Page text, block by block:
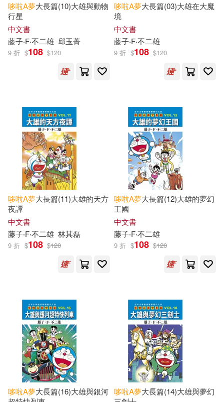
全球華語科幻星雲獎組委會(3)
藤子‧Ｆ‧不二雄創作公司(3)
（日）藤子·F·不二雄（編）(3)
世田谷哆啦Ａ夢研究會(2)
安岡定子(2) 宮崎克(2)
小學館 哆拉A夢工作室(2)
小林奨(2) 漫畫編輯部(2)
(日)藤子·F·不二雄(1)
Anna Marie Farrier(1)
Glen Farrier(1) Shin-ei(1)
鴻基(2)
Warner Classics(1)
avex CLASSICS(1)
bookland(1) warner music(1)
スイッチ・パブリッシング(1)
ヤマハミュージックメディア(1)
中國友誼出版公司(1)
今周刊(1) 典藏藝術家庭(1)
宜新文化(1)
山東畫報出版社(1)
布克文化(1) 文經社(1)
哆啦A夢大長篇(10)大雄與動物
行星
中文書
藤子‧F‧不二雄 邱玉菁
9 折 $108 $120
哆啦A夢大長篇(03)大雄在大魔
境
中文書
藤子‧F‧不二雄
9 折 $108 $120
哆啦A夢大長篇(11)大雄的天方
夜譚
中文書
藤子‧F‧不二雄 林其磊
9 折 $108 $120
哆啦A夢大長篇(12)大雄的夢幻
王國
中文書
藤子‧F‧不二雄
9 折 $108 $120
哆啦A夢大長篇(16)大雄與銀河 哆啦A夢大長篇(14)大雄與夢幻